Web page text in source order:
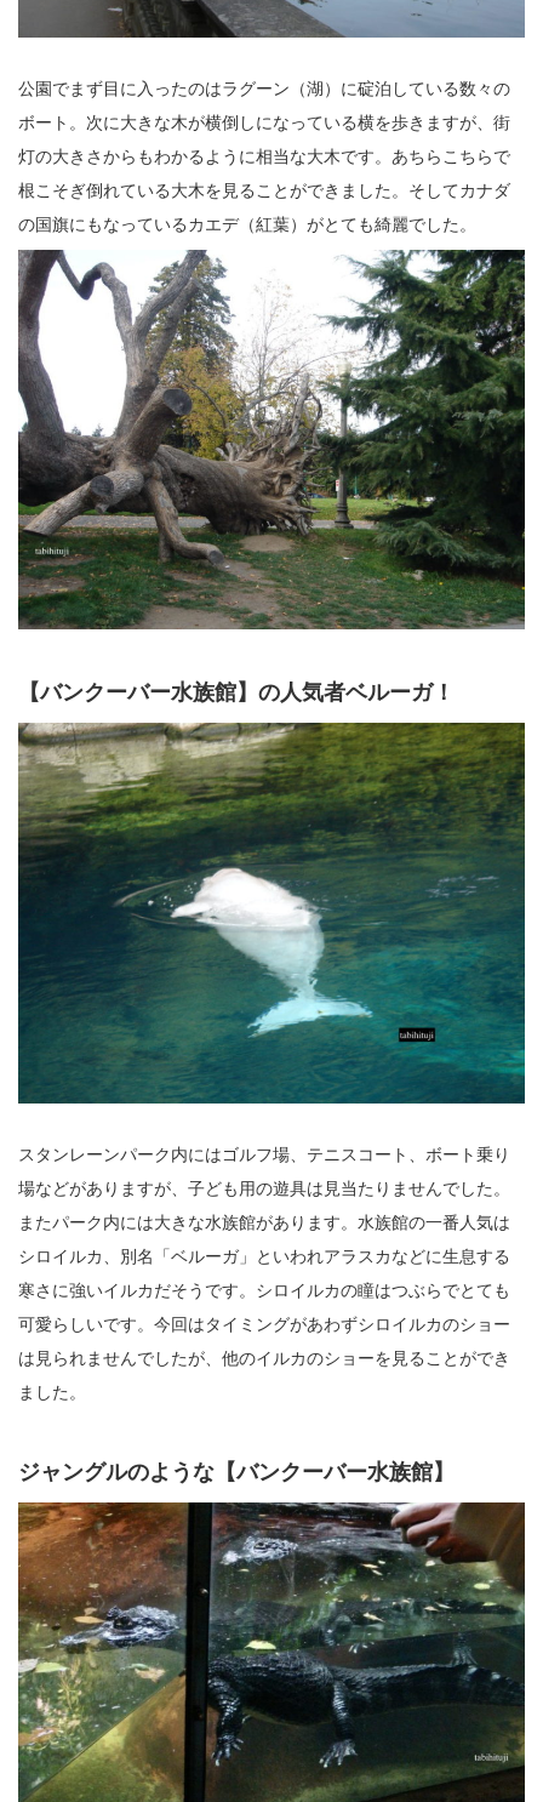
公園でまず目に入ったのはラグーン（湖）に碇泊している数々の
ボート。次に大きな木が横倒しになっている横を歩きますが、街
灯の大きさからもわかるように相当な大木です。あちらこちらで
根こそぎ倒れている大木を見ることができました。そしてカナダ
の国旗にもなっているカエデ（紅葉）がとても綺麗でした。
【バンクーバー水族館】の人気者ベルーガ！
スタンレーンパーク内にはゴルフ場、テニスコート、ボート乗り
場などがありますが、子ども用の遊具は見当たりませんでした。
またパーク内には大きな水族館があります。水族館の一番人気は
シロイルカ、別名「ベルーガ」といわれアラスカなどに生息する
寒さに強いイルカだそうです。シロイルカの瞳はつぶらでとても
可愛らしいです。今回はタイミングがあわずシロイルカのショー
は見られませんでしたが、他のイルカのショーを見ることができ
ました。
ジャングルのような【バンクーバー水族館】